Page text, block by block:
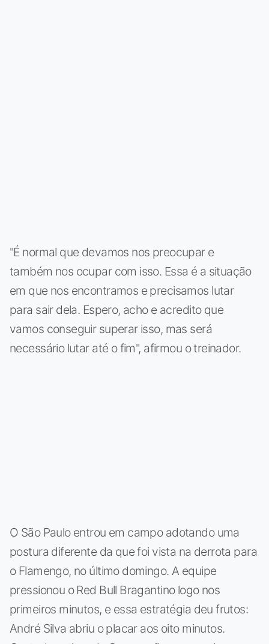
"É normal que devamos nos preocupar e
também nos ocupar com isso. Essa é a situação
em que nos encontramos e precisamos lutar
para sair dela. Espero, acho e acredito que
vamos conseguir superar isso, mas será
necessário lutar até o fim", afirmou o treinador.
O São Paulo entrou em campo adotando uma
postura diferente da que foi vista na derrota para
o Flamengo, no último domingo. A equipe
pressionou o Red Bull Bragantino logo nos
primeiros minutos, e essa estratégia deu frutos:
André Silva abriu o placar aos oito minutos.